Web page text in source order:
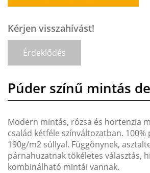
Kérjen visszahívást!
Érdeklődés
Púder színű mintás
Modern mintás, rózsa és hortenzia
család kétféle színváltozatban.
190g/m2 súllyal. Függönynek,
párnahuzatnak tökéletes választás,
kombinálható mintái vannak.